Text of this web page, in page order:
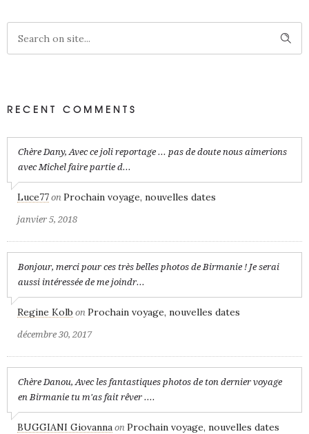
RECENT COMMENTS
Chère Dany, Avec ce joli reportage ... pas de doute nous aimerions
avec Michel faire partie d...
Luce77 on Prochain voyage, nouvelles dates
janvier 5, 2018
Bonjour, merci pour ces très belles photos de Birmanie ! Je serai
aussi intéressée de me joindr...
Regine Kolb on Prochain voyage, nouvelles dates
décembre 30, 2017
Chère Danou, Avec les fantastiques photos de ton dernier voyage
en Birmanie tu m'as fait rêver ....
BUGGIANI Giovanna on Prochain voyage, nouvelles dates